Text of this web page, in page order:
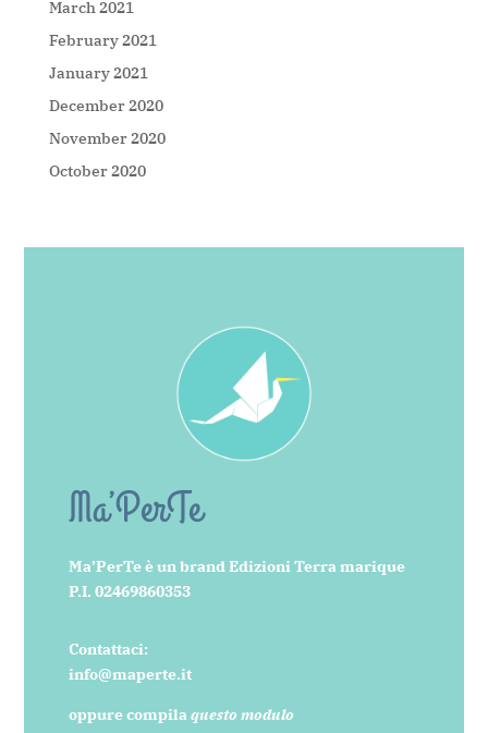
March 2021
February 2021
January 2021
December 2020
November 2020
October 2020
Ma’PerTe
Ma’PerTe è un brand Edizioni Terra marique
P.I. 02469860353
Contattaci:
info@maperte.it
oppure compilaquesto modulo